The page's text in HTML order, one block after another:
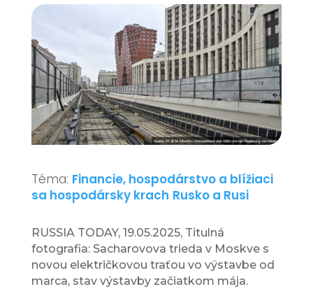
Téma: Financie, hospodárstvo a blížiaci
sa hospodársky krach Rusko a Rusi
RUSSIA TODAY, 19.05.2025, Titulná
fotografia: Sacharovova trieda v Moskve s
novou električkovou traťou vo výstavbe od
marca, stav výstavby začiatkom mája.